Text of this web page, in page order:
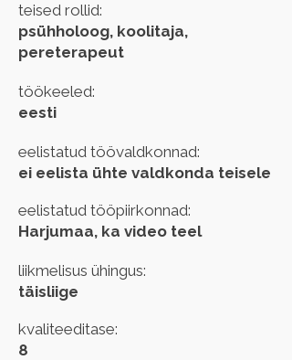
teised rollid:
psühholoog, koolitaja,
pereterapeut
töökeeled:
eesti
eelistatud töövaldkonnad:
ei eelista ühte valdkonda teisele
eelistatud tööpiirkonnad:
Harjumaa, ka video teel
liikmelisus ühingus:
täisliige
kvaliteeditase:
8